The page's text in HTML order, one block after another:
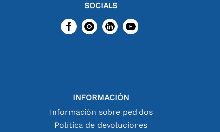
SOCIALS
INFORMACIÓN
Información sobre pedidos
Política de devoluciones